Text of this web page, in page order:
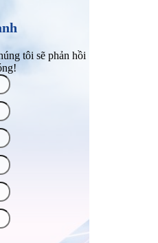
tôi sẽ phản hồi